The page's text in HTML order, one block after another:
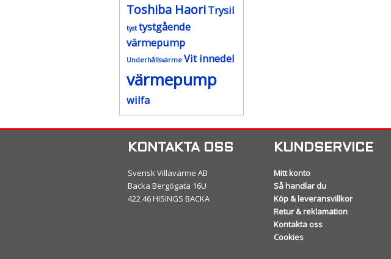
Toshiba HaoriTrysil
tyst tystgående
värmepump
Underhållsvärme Vit innedel
värmepump
wilfa
KONTAKTA OSS
Svensk Villavärme AB
Backa Bergögata 16U
422 46 HISINGS BACKA
KUNDSERVICE
Mitt konto
Så handlar du
Köp & leveransvillkor
Retur & reklamation
Kontakta oss
Cookies